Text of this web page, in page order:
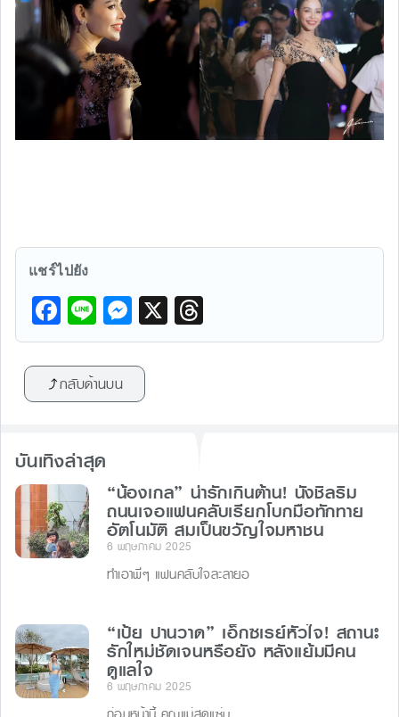
แชร์ไปยัง
F
a
c
e
o
o
k
Li
n
e
M
e
s
s
g
er
X
hr
กลับด้านบน
บันเทิงล่าสุด
“น้องเกล” น่ารักเกินต้าน! นั่งชิลริม
ถนนเจอแฟนคลับเรียกโบกมือทักทาย
อัตโนมัติ สมเป็นขวัญใจมหาชน
6 พฤษภาคม 2025
ทำเอาพี่ๆ แฟนคลับใจละลายอ
“เป้ย ปานวาด” เอ็กซเรย์หัวใจ! สถานะ
รักใหม่ชัดเจนหรือยัง หลังแย้มมีคน
ดูแลใจ
6 พฤษภาคม 2025